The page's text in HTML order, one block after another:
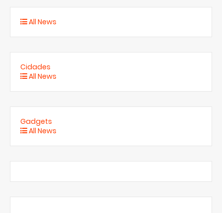
All News
Cidades
All News
Gadgets
All News